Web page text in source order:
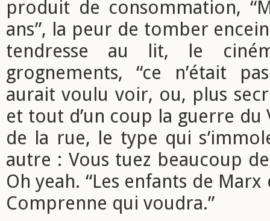
produit de consommation,
ans”, la peur de tomber
tendresse au lit, le
grognements, “ce n’était
aurait voulu voir, ou, plus
et tout d’un coup la guerre du
de la rue, le type qui
autre : Vous tuez beaucoup
Oh yeah. “Les enfants de Marx
Comprenne qui voudra.”